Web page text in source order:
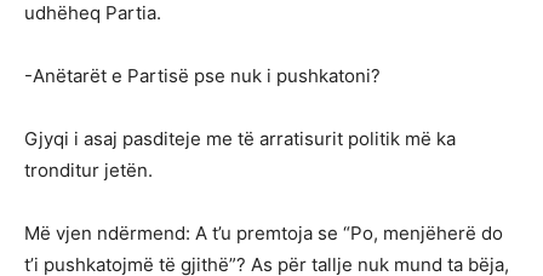
udhëheq Partia.
-Anëtarët e Partisë pse nuk i pushkatoni?
Gjyqi i asaj pasditeje me të arratisurit politik më ka
tronditur jetën.
Më vjen ndërmend: A t’u premtoja se “Po, menjëherë do
t’i pushkatojmë të gjithë”? As për tallje nuk mund ta bëja,